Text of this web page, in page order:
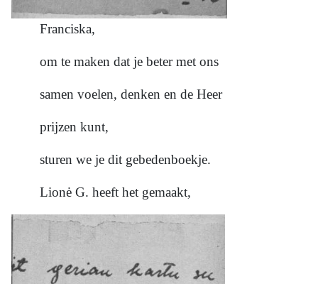
Franciska,
om te maken dat je beter met ons
samen voelen, denken en de Heer
prijzen kunt,
sturen we je dit gebedenboekje.
Lionė G. heeft het gemaakt,